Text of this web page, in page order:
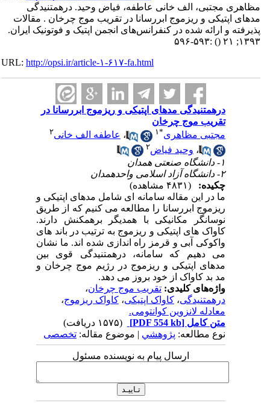
مظاهری مجتبی، الف خانی عاطفه، فیاض وحید. درهمتنیدگی
مدهای اپتیکی و ریزموج ابررسانا در تقریب موج چرخان . مقالات
پذیرفته و ارائه شده در کنفرانس‌های انجمن اپتیک و فوتونیک ایران.
۱۳۹۳; ۲۱
() :۵۹۳-۵۹۶
URL:http://opsi.ir/article-۱-۶۱۷-fa.html
درهمتنیدگی مدهای اپتیکی و ریزموج ابررسانا در
تقریب موج چرخان
مجتبی مظاهری* ۱ ،عاطفه الف خانی
،وحید فیاض۲
چکیده:
ما در این مقاله سامانه ای شامل مدهای اپتیکی و
ریزموج ابررسانا را مطالعه می کنیم که از طریق
نوسانگر مکانیکی با همدیگر برهمکنش دارند.
کاواک های اپتیکی و ریزموج به ترتیب در باند های
واکوکی آبی و قرمز راه اندازی شده اند. ما نشان
می دهیم که سامانه، درهمتنیدگی قوی بین
مدهای اپتیکی و ریزموج در رژیم موج چرخان و
مد بد کاواک از خود بروز می دهد.
واژه‌های کلیدی:تقریب موج چرخان،
درهمتنیدگی،کاواک اپتیکی،کاواک ریزموج،
معادله لانزوین کوانتومی.
متن کامل[PDF 554 kb]
نوع مطالعه:پژوهشي| موضوع مقاله:تخصصی
ارسال پیام به نویسنده مسئول